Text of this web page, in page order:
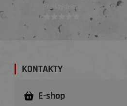
Před týdnem
KONTAKTY
E-shop